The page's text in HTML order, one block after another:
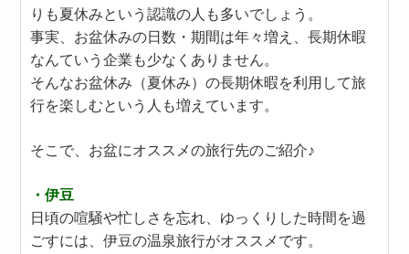
りも夏休みという認識の人も多いでしょう。
事実、お盆休みの日数・期間は年々増え、長期休暇
なんていう企業も少なくありません。
そんなお盆休み（夏休み）の長期休暇を利用して旅
行を楽しむという人も増えています。
そこで、お盆にオススメの旅行先のご紹介♪
・伊豆
日頃の喧騒や忙しさを忘れ、ゆっくりした時間を過
ごすには、伊豆の温泉旅行がオススメです。